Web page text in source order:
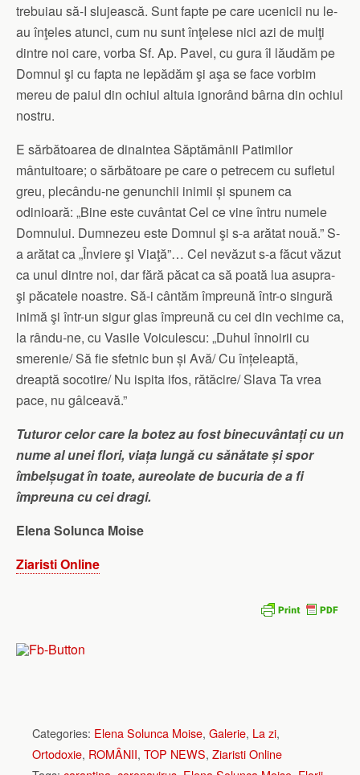
trebuiau să-I slujească. Sunt fapte pe care ucenicii nu le-
au înţeles atunci, cum nu sunt înţelese nici azi de mulţi
dintre noi care, vorba Sf. Ap. Pavel, cu gura îl lăudăm pe
Domnul şi cu fapta ne lepădăm şi aşa se face vorbim
mereu de paiul din ochiul altuia ignorând bârna din ochiul
nostru.
E sărbătoarea de dinaintea Săptămânii Patimilor
mântuitoare; o sărbătoare pe care o petrecem cu sufletul
greu, plecându-ne genunchii inimii și spunem ca
odinioară: „Bine este cuvântat Cel ce vine întru numele
Domnului. Dumnezeu este Domnul şi s-a arătat nouă.” S-
a arătat ca „Înviere şi Viaţă”… Cel nevăzut s-a făcut văzut
ca unul dintre noi, dar fără păcat ca să poată lua asupra-
şi păcatele noastre. Să-i cântăm împreună într-o singură
inimă şi într-un sigur glas împreună cu cei din vechime ca,
la rându-ne, cu Vasile Voiculescu: „Duhul înnoirii cu
smerenie/ Să fie sfetnic bun și Avă/ Cu înțeleaptă,
dreaptă socotire/ Nu ispita ifos, rătăcire/ Slava Ta vrea
pace, nu gâlceavă.”
Tuturor celor care la botez au fost binecuvântați cu un
nume al unei flori, viața lungă cu sănătate și spor
îmbelșugat în toate, aureolate de bucuria de a fi
împreuna cu cei dragi.
Elena Solunca Moise
Ziaristi Online
Categories: Elena Solunca Moise, Galerie, La zi,
Ortodoxie, ROMÂNII, TOP NEWS, Ziaristi Online